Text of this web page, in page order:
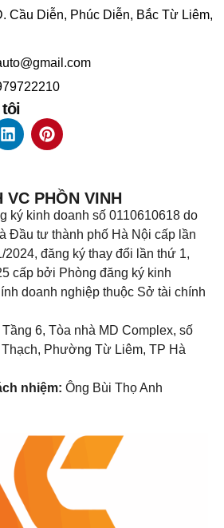
Cầu Diễn, Phúc Diễn, Bắc Từ Liêm,
tôi
VC PHỒN VINH
ký kinh doanh số 0110610618 do
Đầu tư thành phố Hà Nội cấp lần
2024, đăng ký thay đổi lần thứ 1,
cấp bởi Phòng đăng ký kinh
doanh nghiệp thuộc Sở tài chính
Tầng 6, Tòa nhà MD Complex, số
Phường Từ Liêm, TP Hà
nhiệm: Ông Bùi Thọ Anh